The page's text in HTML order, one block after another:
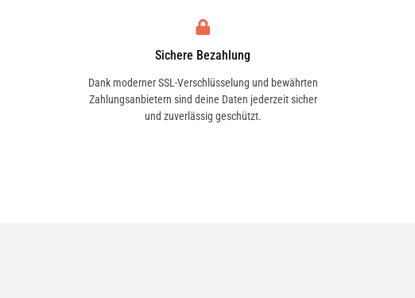
Sichere Bezahlung
Dank moderner SSL-Verschlüsselung und bewährten
Zahlungsanbietern sind deine Daten jederzeit sicher
und zuverlässig geschützt.